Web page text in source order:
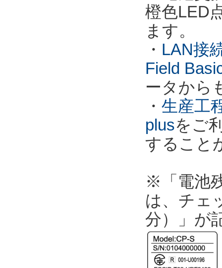
橙色LED
ます。
・ LAN接
Field
ータから
・ 生産工
plusをご
すること
※「電池
は、チェ
分）」が